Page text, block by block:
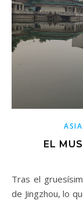
ASIA
EL
Tras el gruesísimo muro que cerca la entrada del Museo
de Jingzhou, lo